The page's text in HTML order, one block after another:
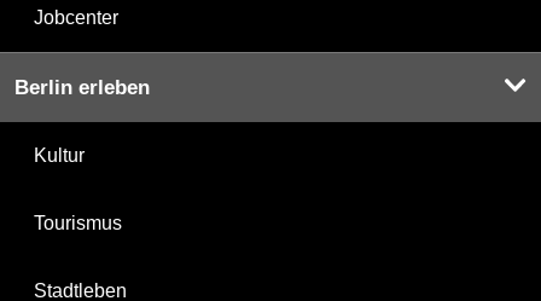
Jobcenter
Berlin erleben
Kultur
Tourismus
Stadtleben